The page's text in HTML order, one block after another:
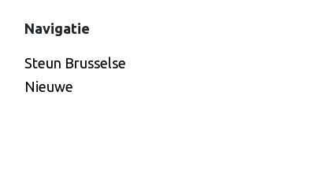
huidige burgemeester van
Commissaris van de
Koning Arthur van Dijk (Noord-
Navigatie
Steun Brusselse
Nieuwe